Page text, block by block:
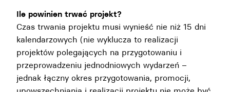
Ile powinien trwać projekt?
Czas trwania projektu musi wynieść nie niż 15 dni
kalendarzowych (nie wyklucza to realizacji
projektów polegających na przygotowaniu i
przeprowadzeniu jednodniowych wydarzeń –
jednak łączny okres przygotowania, promocji,